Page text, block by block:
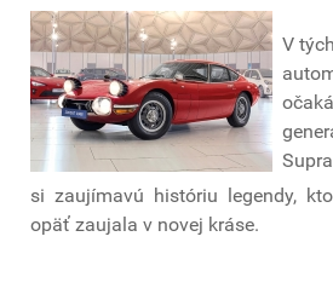
V
si zaujímavú históriu legendy,
opäť zaujala v novej kráse.